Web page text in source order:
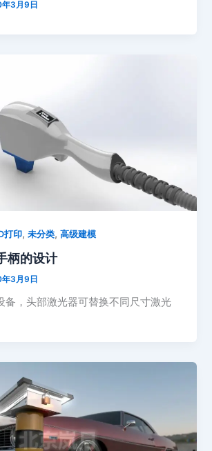
3月9日
打印,未分类,高级建模
柄的设计
3月9日
备，头部激光器可替换不同尺寸激光